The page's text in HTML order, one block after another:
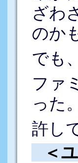
ざわ
のか
でも
ファ
った。
許し
＜